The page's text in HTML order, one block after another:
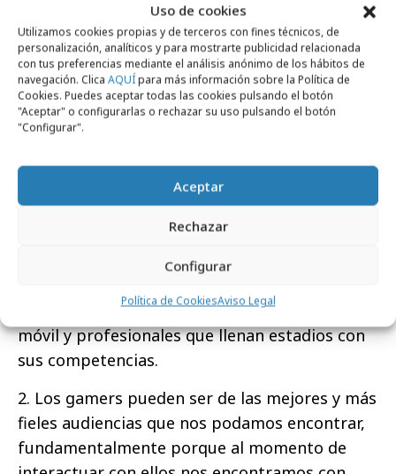
Uso de cookies
Utilizamos cookies propias y de terceros con fines técnicos, de
personalización, analíticos y para mostrarte publicidad relacionada
con tus preferencias mediante el análisis anónimo de los hábitos de
navegación. Clica AQUÍpara más información sobre la Política de
Cookies. Puedes aceptar todas las cookies pulsando el botón
"Aceptar" o configurarlas o rechazar su uso pulsando el botón
"Configurar".
Aceptar
Rechazar
Configurar
Política de CookiesAviso Legal
variedad en cuanto a edad, género y
preferencias de juego. Por ejemplo, el
promedio de edad actual en España es de 30
años y las mujeres representan el 45% del
total de los jugadores. Según un reciente
informe de WARC, el 72% de las personas
entre 35-54 y un 46% de los mayores de 55
años juegan a los videojuegos al menos una
vez a la semana. En resumen, la comunidad
gamer cada día es más robusta y heterogénea,
en la misma encontramos amalgamados a
señoras apasionadas por el candy crush en el
móvil y profesionales que llenan estadios con
sus competencias.
2. Los gamers pueden ser de las mejores y más
fieles audiencias que nos podamos encontrar,
fundamentalmente porque al momento de